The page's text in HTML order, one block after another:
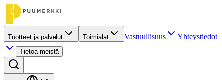
Tuotteet ja palvelut Toimialat Vastuullisuus Yhteystiedot
Tietoa meistä